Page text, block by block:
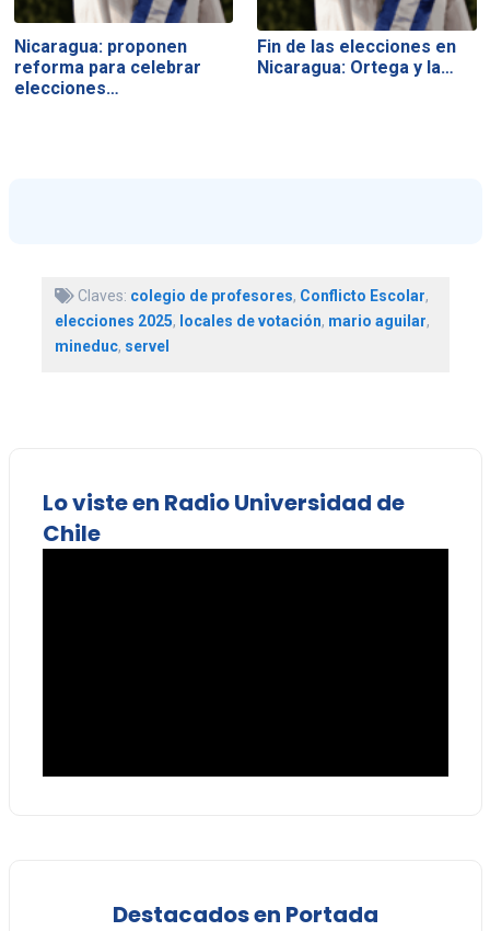
Nicaragua: proponen
reforma para celebrar
elecciones…
Fin de las elecciones en
Nicaragua: Ortega y la…
Claves: colegio de profesores, Conflicto Escolar,
elecciones 2025, locales de votación, mario aguilar,
mineduc, servel
Lo viste en Radio Universidad de
Chile
Destacados en Portada